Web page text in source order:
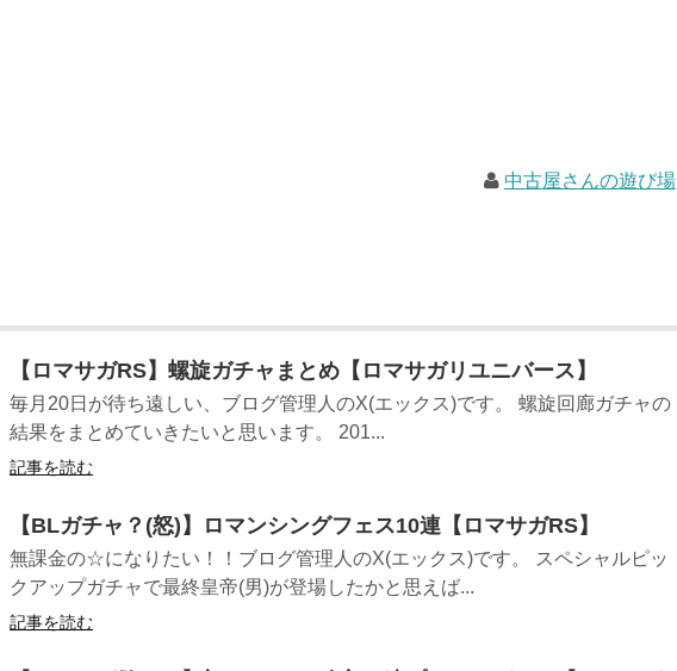
中古屋さんの遊び場
【ロマサガRS】螺旋ガチャまとめ【ロマサガリユニバース】
毎月20日が待ち遠しい、ブログ管理人のX(エックス)です。 螺旋回廊ガチャの
結果をまとめていきたいと思います。 201...
記事を読む
【BLガチャ？(怒)】ロマンシングフェス10連【ロマサガRS】
無課金の☆になりたい！！ブログ管理人のX(エックス)です。 スペシャルピッ
クアップガチャで最終皇帝(男)が登場したかと思えば...
記事を読む